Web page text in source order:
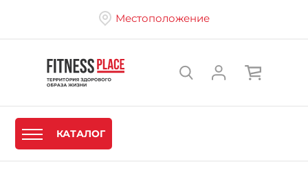
Местоположение
КАТАЛОГ